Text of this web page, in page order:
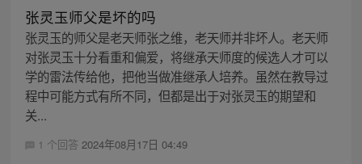
张灵玉师父是坏的吗
张灵玉的师父是老天师张之维，老天师并非坏人。老天师
对张灵玉十分看重和偏爱，将继承天师度的候选人才可以
学的雷法传给他，把他当做准继承人培养。虽然在教导过
程中可能方式有所不同，但都是出于对张灵玉的期望和
关...
1 个回答 2024年08月17日 04:49